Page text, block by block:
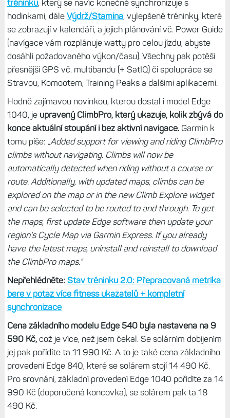
tréninku, který se navíc konečně synchronizuje s
hodinkami, dále Výdrž/Stamina, vylepšené tréninky, které
se zobrazují v kalendáři, a jejich plánování vč. Power Guide
(navígace vám rozplánuje watty pro celou jízdu, abyste
dosáhli požadovaného výkon/času). Všechny pak potěší
přesnější GPS vč. multibandu (+ SatIQ) či spolupráce se
Stravou, Komootem, Training Peaks a dalšími aplikacemi.
Hodně zajímavou novinkou, kterou dostal i model Edge
1040, je upravený ClimbPro, který ukazuje, kolik zbývá do
konce aktuální stoupání i bez aktivní navigace. Garmin k
tomu píše: „Added support for viewing and riding ClimbPro
climbs without navigating. Climbs will now be
automatically detected when riding without a course or
route. Additionally, with updated maps, climbs can be
explored on the map or in the new Climb Explore widget
and can be selected to be routed to and through. To get
the maps, first update Edge software then update your
region's Cycle Map via Garmin Express. If you already
have the latest maps, uninstall and reinstall to download
the ClimbPro maps.“
Nepřehlédněte: Stav tréninku 2.0: Přepracovaná metrika
bere v potaz více fitness ukazatelů + kompletní
synchronizace
Cena základního modelu Edge 540 byla nastavena na 9
590 Kč,což je více, než jsem čekal. Se solárním dobíjením
jej pak pořídíte ta 11 990 Kč. A to je také cena základního
provedení Edge 840, které se solárem stojí 14 490 Kč.
Pro srovnání, základní provedení Edge 1040 pořídíte za 14
990 Kč (doporučená koncovka), se solárem pak ta 18
490 Kč.